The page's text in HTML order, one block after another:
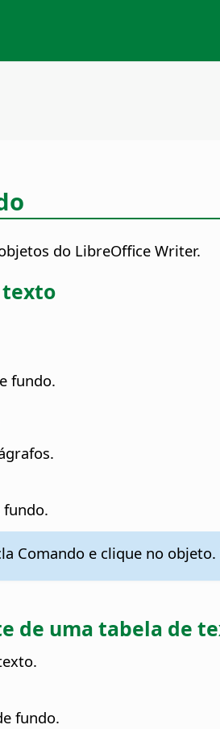
do LibreOffice Writer.
texto
fundo.
fundo.
Comandoe clique no objeto.
de uma tabela de
fundo.